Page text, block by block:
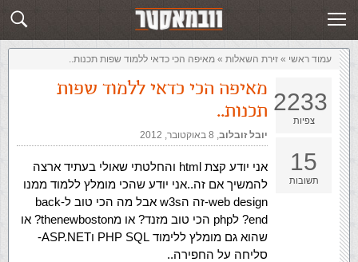
שלח תשובה זירת השאלות
עמוד ראשי » ‏זירת השאלות‏ » מאיפה הכי כדאי ללמוד שפות תכנות..
2233
צפיות
15
תשובות
מאיפה הכי כדאי ללמוד שפות
תכנות..
יובל זובלוב,‏ 8 באוקטובר, 2012
אני יודע קצת html והחלטתי שאולי בעתיד ארצה
להמשיך אם זה..אני יודע שהכי מומלץ ללמוד ממנו
web design-זה הw3s אבל מה הכי טוב לback-
end? לphp הכי טוב מזנד? או מthenewboston? או
שהוא גם מומלץ ללימוד PHP SQL וASP.NET-
סליחה על החפירה..